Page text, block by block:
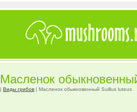
Масленок
| Виды грибов | Масленок обыкновенный Suillus luteus